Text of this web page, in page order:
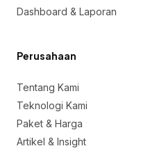
Dashboard & Laporan
Perusahaan
Tentang Kami
Teknologi Kami
Paket & Harga
Artikel & Insight